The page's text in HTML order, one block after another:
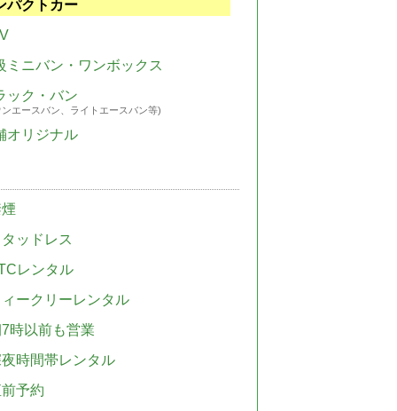
パクトカー
ミニバン・ワンボックス
ック・バン
エースバン、ライトエースバン等)
オリジナル
ッドレス
レンタル
ークリーレンタル
時以前も営業
時間帯レンタル
予約